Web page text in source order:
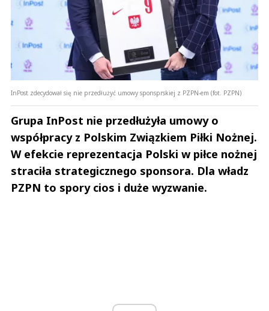
InPost zdecydował się nie przedłużyć umowy sponsprskiej z PZPN-em (fot. PZPN)
Grupa InPost nie przedłużyła umowy o
współpracy z Polskim Związkiem Piłki Nożnej.
W efekcie reprezentacja Polski w piłce nożnej
straciła strategicznego sponsora. Dla władz
PZPN to spory cios i duże wyzwanie.